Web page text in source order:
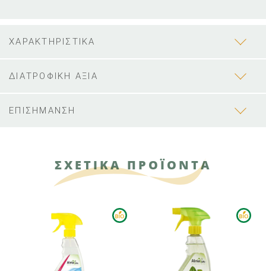
ΧΑΡΑΚΤΗΡΙΣΤΙΚΑ
ΔΙΑΤΡΟΦΙΚΗ ΑΞΙΑ
ΕΠΙΣΗΜΑΝΣΗ
ΣΧΕΤΙΚΑ ΠΡΟΪΟΝΤΑ